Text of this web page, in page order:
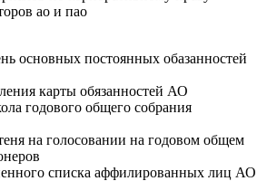
ао и пао
основных постоянных обазанностей
карты обязанностей АО
годового общего собрания
на голосовании на годовом общем
списка аффилированных лиц АО